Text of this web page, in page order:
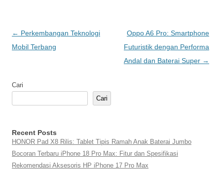
Navigasi
Tulisan
← Perkembangan Teknologi
Mobil Terbang
Oppo A6 Pro: Smartphone
Futuristik dengan Performa
Andal dan Baterai Super →
Cari
Cari
Recent Posts
HONOR Pad X8 Rilis: Tablet Tipis Ramah Anak Baterai Jumbo
Bocoran Terbaru iPhone 18 Pro Max: Fitur dan Spesifikasi
Rekomendasi Aksesoris HP iPhone 17 Pro Max